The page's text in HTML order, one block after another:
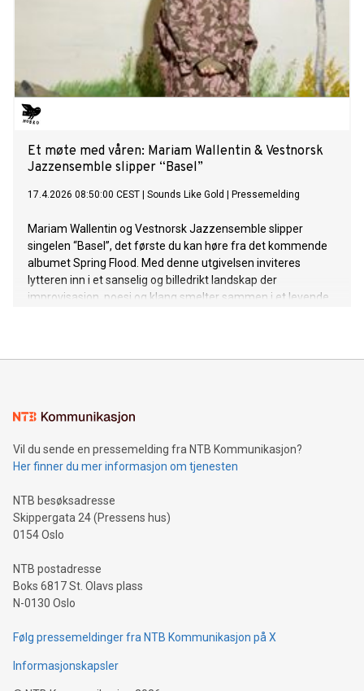
Et møte med våren: Mariam Wallentin & Vestnorsk
Jazzensemble slipper “Basel”
17.4.2026 08:50:00 CEST Sounds Like Gold Pressemelding
Mariam Wallentin og Vestnorsk Jazzensemble slipper
singelen “Basel”, det første du kan høre fra det kommende
albumet Spring Flood. Med denne utgivelsen inviteres
lytteren inn i et sanselig og billedrikt landskap der
improvisasjon, poesi og klang smelter sammen i et levende
Vil du sende en pressemelding fra NTB Kommunikasjon?
Her finner du mer informasjon om tjenesten
NTB besøksadresse
Skippergata 24 (Pressens hus)
0154 Oslo
NTB postadresse
Boks 6817 St. Olavs plass
N-0130 Oslo
Følg pressemeldinger fra NTB Kommunikasjon på X
Informasjonskapsler